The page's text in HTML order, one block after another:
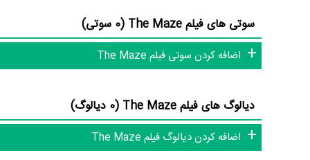
سوتی های فیلم The Maze (0 سوتی)
اضافه کردن سوتی فیلم The Maze
دیالوگ های فیلم The Maze (0 دیالوگ)
اضافه کردن دیالوگ فیلم The Maze